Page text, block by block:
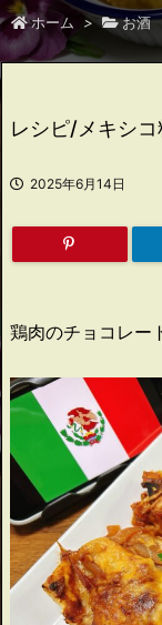
ホーム > お酒
レシピ/メキシ
2025年6月14日
鶏肉のチョコレー